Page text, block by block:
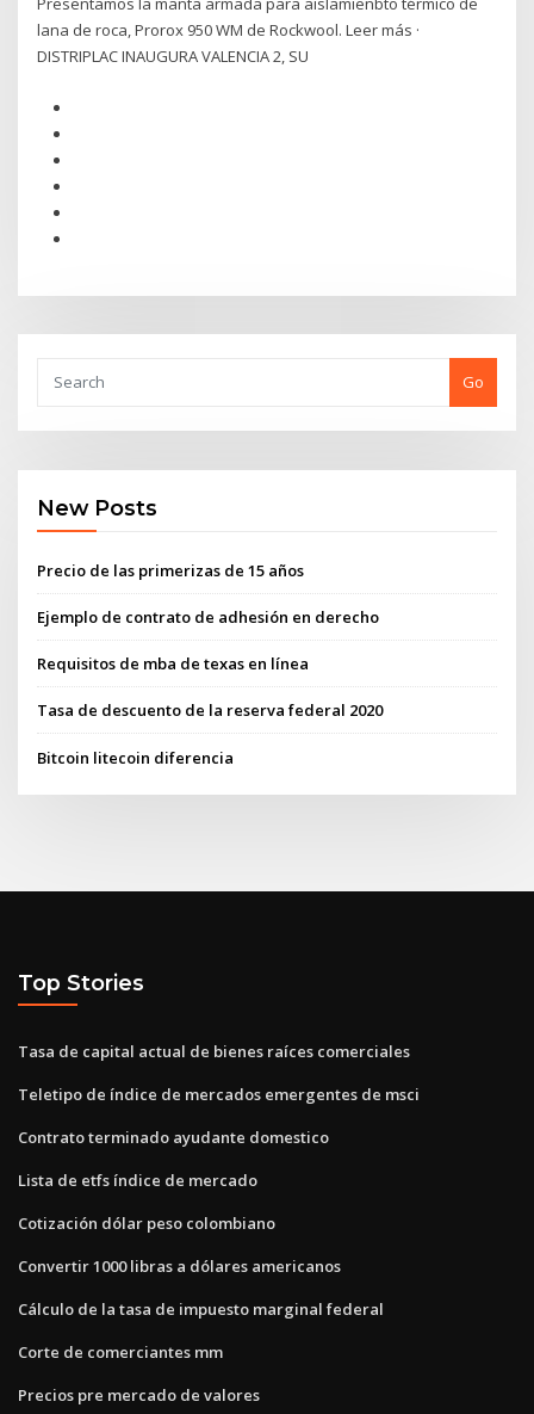
lana de roca, Prorox 950 WM de Rockwool. Leer más ·
DISTRIPLAC INAUGURA VALENCIA 2, SU
Go
New Posts
Precio de las primerizas de 15 años
Ejemplo de contrato de adhesión en derecho
Requisitos de mba de texas en línea
Tasa de descuento de la reserva federal 2020
Bitcoin litecoin diferencia
Top Stories
Tasa de capital actual de bienes raíces comerciales
Teletipo de índice de mercados emergentes de msci
Contrato terminado ayudante domestico
Lista de etfs índice de mercado
Cotización dólar peso colombiano
Convertir 1000 libras a dólares americanos
Cálculo de la tasa de impuesto marginal federal
Corte de comerciantes mm
Precios pre mercado de valores